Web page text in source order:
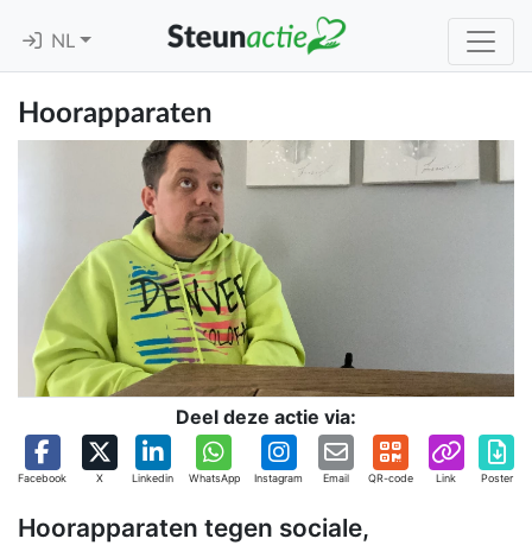
NL
Hoorapparaten
Deel deze actie via:
Facebook X Linkedin WhatsApp Instagram Email QR-code Link Poster
Hoorapparaten tegen sociale,